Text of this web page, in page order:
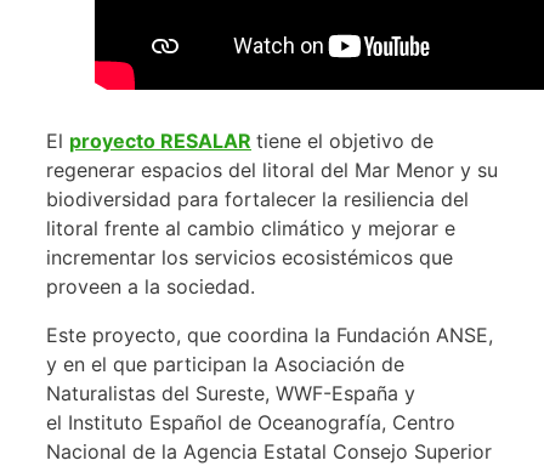
El proyecto RESALAR tiene el objetivo de
regenerar espacios del litoral del Mar Menor y su
biodiversidad para fortalecer la resiliencia del
litoral frente al cambio climático y mejorar e
incrementar los servicios ecosistémicos que
proveen a la sociedad.
Este proyecto, que coordina la Fundación ANSE,
y en el que participan la Asociación de
Naturalistas del Sureste, WWF-España y
el Instituto Español de Oceanografía, Centro
Nacional de la Agencia Estatal Consejo Superior